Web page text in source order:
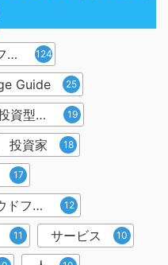
クラウドファンディング 124
Guide 25
株式投資型クラウドファンディング 19
投資家 18
17
クラウドファンディング投資 12
11 サービス 10